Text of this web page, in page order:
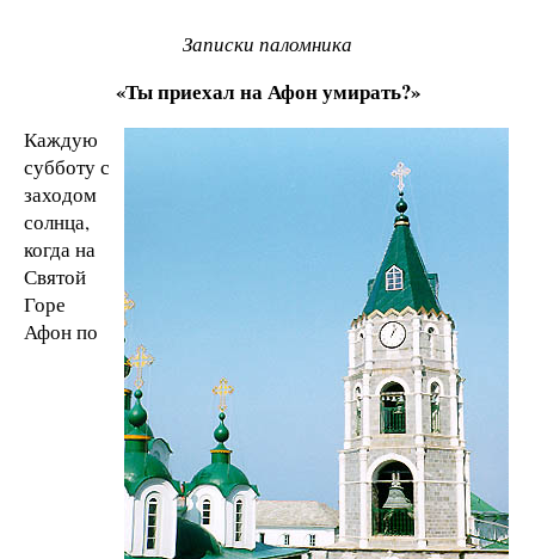
Записки паломника
«Ты приехал на Афон умирать?»
Каждую
субботу с
заходом
солнца,
когда на
Святой
Горе
Афон по